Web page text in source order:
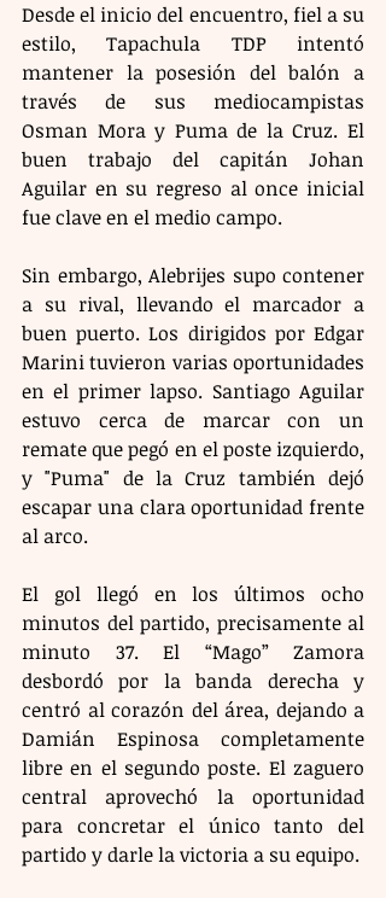
Desde el inicio del encuentro, fiel a su
estilo, Tapachula TDP intentó
mantener la posesión del balón a
través de sus mediocampistas
Osman Mora y Puma de la Cruz. El
buen trabajo del capitán Johan
Aguilar en su regreso al once inicial
fue clave en el medio campo.
Sin embargo, Alebrijes supo contener
a su rival, llevando el marcador a
buen puerto. Los dirigidos por Edgar
Marini tuvieron varias oportunidades
en el primer lapso. Santiago Aguilar
estuvo cerca de marcar con un
remate que pegó en el poste izquierdo,
y "Puma" de la Cruz también dejó
escapar una clara oportunidad frente
al arco.
El gol llegó en los últimos ocho
minutos del partido, precisamente al
minuto 37. El “Mago” Zamora
desbordó por la banda derecha y
centró al corazón del área, dejando a
Damián Espinosa completamente
libre en el segundo poste. El zaguero
central aprovechó la oportunidad
para concretar el único tanto del
partido y darle la victoria a su equipo.